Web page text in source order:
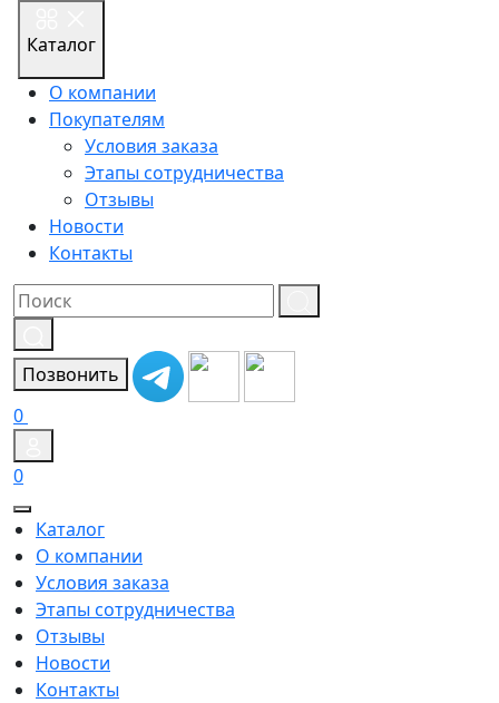
Каталог
О компании
Покупателям
Условия заказа
Этапы сотрудничества
Отзывы
Новости
Контакты
Результат
поиска:
Позвонить
0
0
Каталог
О компании
Условия заказа
Этапы сотрудничества
Отзывы
Новости
Контакты